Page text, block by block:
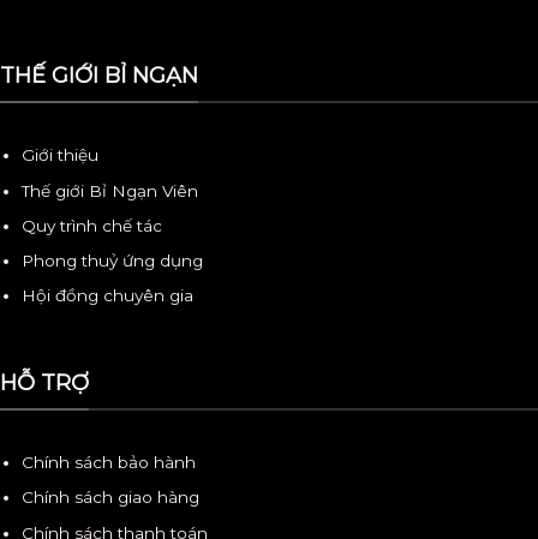
THẾ GIỚI BỈ NGẠN
Giới thiệu
Thế giới Bỉ Ngạn Viên
Quy trình chế tác
Phong thuỷ ứng dụng
Hội đồng chuyên gia
HỖ TRỢ
Chính sách bảo hành
Chính sách giao hàng
Chính sách thanh toán